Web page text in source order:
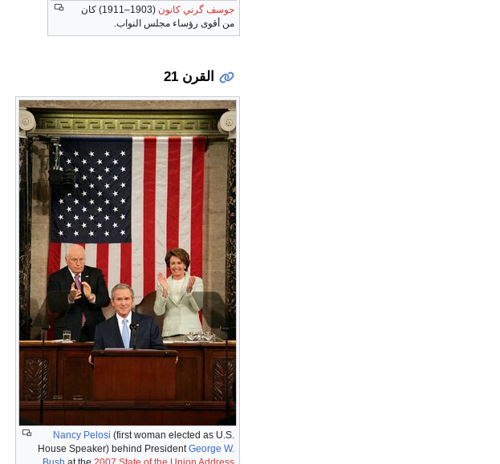
جوسف گرني كانون
(1903–1911) كان
من أقوى رؤساء مجلس النواب.
القرن 21
Nancy Pelosi (first woman elected as U.S.
House Speaker) behind PresidentGeorge W.